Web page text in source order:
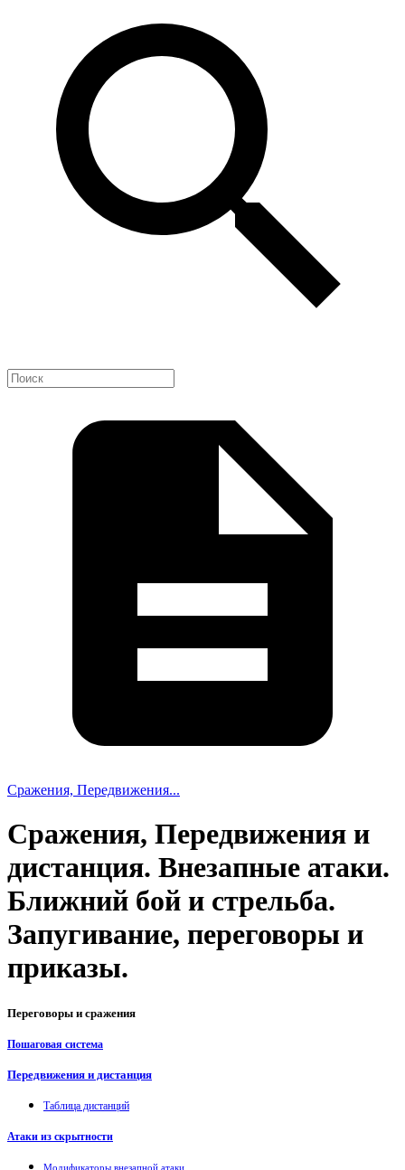
Сражения, Передвижения...
Сражения, Передвижения и
дистанция. Внезапные атаки.
Ближний бой и стрельба.
Запугивание, переговоры и
приказы.
Переговоры и сражения
Пошаговая система
Передвижения и дистанция
Таблица дистанций
Атаки из скрытности
Модификаторы внезапной атаки